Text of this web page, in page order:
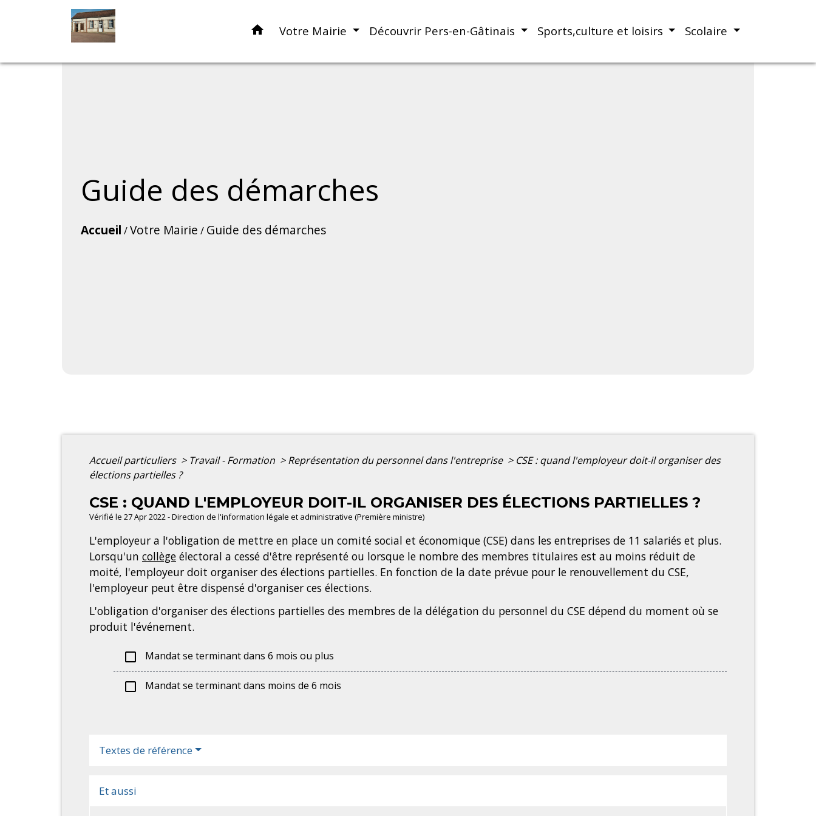
home Votre Mairie Découvrir Pers-en-Gâtinais Sports,culture et loisirs Scolaire
Guide des démarches
Accueil /Votre Mairie / Guide des démarches
Accueil particuliers > Travail - Formation > Représentation du personnel dans l'entreprise > CSE : quand l'employeur doit-il organiser des
élections partielles ?
CSE : QUAND L'EMPLOYEUR DOIT-IL ORGANISER DES ÉLECTIONS PARTIELLES ?
Vérifié le 27 Apr 2022 - Direction de l'information légale et administrative (Première ministre)
L'employeur a l'obligation de mettre en place un comité social et économique (CSE) dans les entreprises de 11 salariés et plus.
Lorsqu'un collège électoral a cessé d'être représenté ou lorsque le nombre des membres titulaires est au moins réduit de
moité, l'employeur doit organiser des élections partielles. En fonction de la date prévue pour le renouvellement du CSE,
l'employeur peut être dispensé d'organiser ces élections.
L'obligation d'organiser des élections partielles des membres de la délégation du personnel du CSE dépend du moment où se
produit l'événement.
check_box_outline_blank Mandat se terminant dans 6 mois ou plus
check_box_outline_blank Mandat se terminant dans moins de 6 mois
Textes de référence
Et aussi